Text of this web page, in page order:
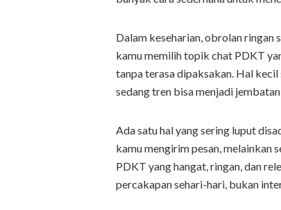
Dalam keseharian, obrolan ringan
kamu memilih topik chat PDKT
tanpa terasa dipaksakan. Hal
sedang tren bisa menjadi
Ada satu hal yang sering luput
kamu mengirim pesan, melainkan
PDKT yang hangat, ringan, dan
percakapan sehari-hari, bukan